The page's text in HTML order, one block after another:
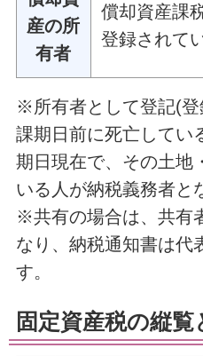
産の所
有者
償却資産課
登録されて
※所有者として登記(
課期日前に死亡してい
期日現在で、その土地
いる人が納税義務者と
※共有の場合は、共有
なり、納税通知書は代
す。
固定資産税の縦覧